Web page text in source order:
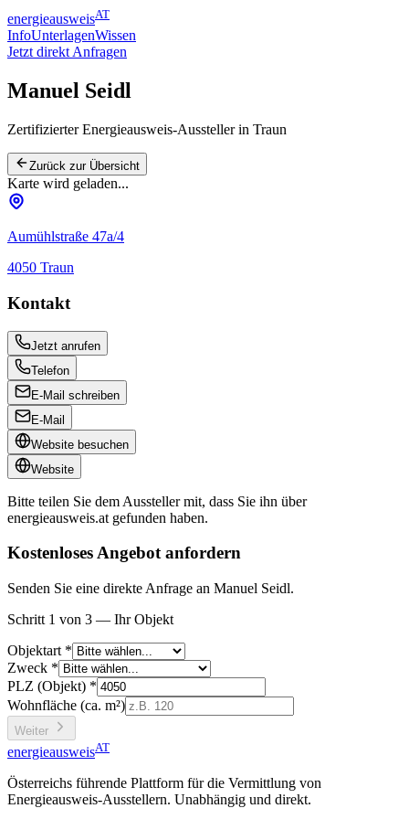
energieausweisAT
InfoUnterlagenWissen
Jetzt direkt Anfragen
Manuel Seidl
Zertifizierter Energieausweis-Ausstellerin Traun
Zurück zur Übersicht
Karte wird geladen...
Aumühlstraße 47a/4
4050 Traun
Kontakt
Jetzt anrufen
Telefon
E-Mail schreiben
E-Mail
Website besuchen
Website
Bitte teilen Sie dem Aussteller mit, dass Sie ihn über
energieausweis.at gefunden haben.
Kostenloses Angebot anfordern
Senden Sie eine direkte Anfrage an Manuel Seidl.
Schritt 1 von 3 — Ihr Objekt
Objektart *
Zweck *
PLZ (Objekt) *
Wohnfläche (ca. m²)
Weiter
energieausweisAT
Österreichs führende Plattform für die Vermittlung von
Energieausweis-Ausstellern. Unabhängig und direkt.